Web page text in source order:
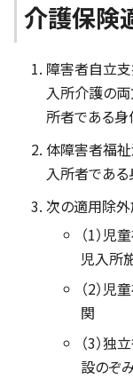
介護保険
障害者自立
入所介護の
所者である
体障害者福祉
入所者であ
次の適用除外
（1）児
児入所
（2）児
関
（3）
設のぞ